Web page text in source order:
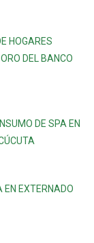
HOGARES
DEL BANCO
DE SPA EN
EN EXTERNADO